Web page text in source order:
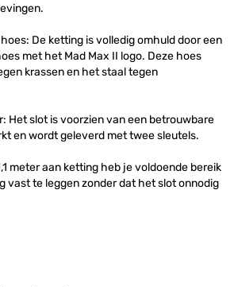
De ketting is volledig omhuld door een
met het Mad Max II logo. Deze hoes
krassen en het staal tegen
Het slot is voorzien van een betrouwbare
en wordt geleverd met twee sleutels.
meter aan ketting heb je voldoende bereik
vast te leggen zonder dat het slot onnodig